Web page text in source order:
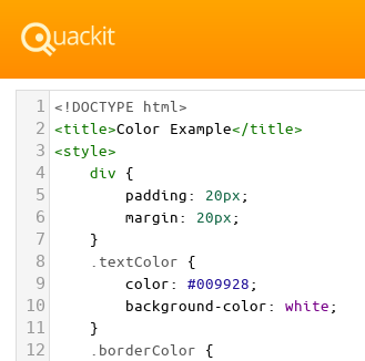
1 <!DOCTYPE html>
2 <title>Color Example</title>
3 <style>
4 div {
5 padding: 20px;
6 margin: 20px;
7 }
8 .textColor {
9 color: #009928;
10 background-color: white;
11 }
12 .borderColor {